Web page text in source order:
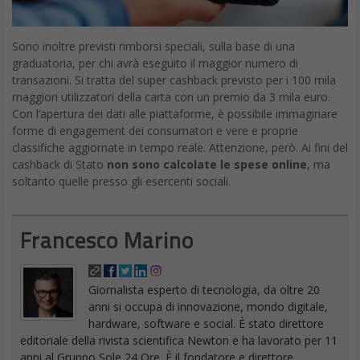
Sono inoltre previsti rimborsi speciali, sulla base di una
graduatoria, per chi avrà eseguito il maggior numero di
transazioni. Si tratta del super cashback previsto per i 100 mila
maggiori utilizzatori della carta con un premio da 3 mila euro.
Con l’apertura dei dati alle piattaforme, è possibile immaginare
forme di engagement dei consumatori e vere e proprie
classifiche aggiornate in tempo reale. Attenzione, però. Ai fini del
cashback di Stato non sono calcolate le spese online, ma
soltanto quelle presso gli esercenti sociali.
Francesco Marino
Giornalista esperto di tecnologia, da oltre 20
anni si occupa di innovazione, mondo digitale,
hardware, software e social. È stato direttore
editoriale della rivista scientifica Newton e ha lavorato per 11